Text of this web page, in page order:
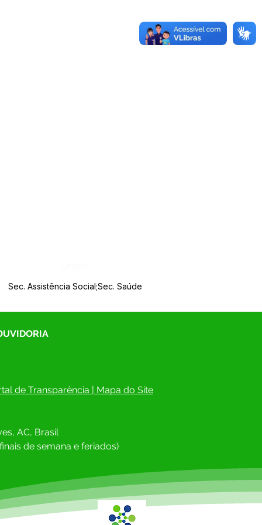
Sec. Assistência Social;Sec. Saúde
de Transparência | Mapa do Site
AC, Brasil
de semana e feriados)